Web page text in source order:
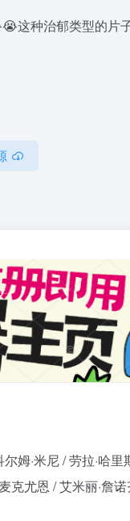
这种治郁类型的片
姆·米尼 / 劳拉·哈
克尤恩 / 艾米丽·詹